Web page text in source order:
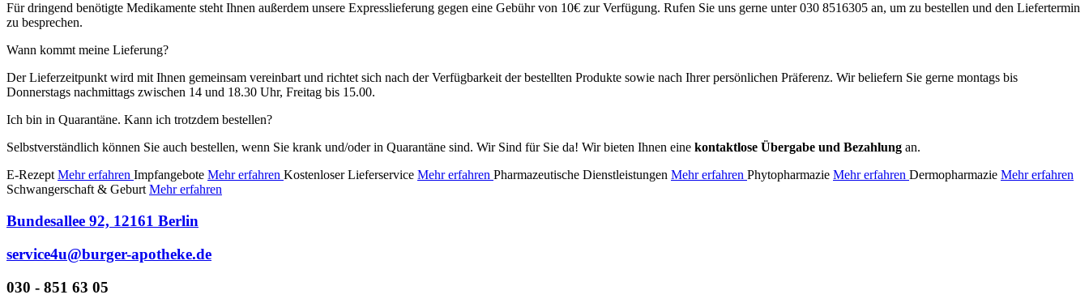
Für dringend benötigte Medikamente steht Ihnen außerdem unsere Expresslieferung gegen eine Gebühr von 10€ zur Verfügung. Rufen Sie uns gerne unter 030 8516305 an, um zu bestellen und den Liefertermin
zu besprechen.
Wann kommt meine Lieferung?
Der Lieferzeitpunkt wird mit Ihnen gemeinsam vereinbart und richtet sich nach der Verfügbarkeit der bestellten Produkte sowie nach Ihrer persönlichen Präferenz. Wir beliefern Sie gerne montags bis
Donnerstags nachmittags zwischen 14 und 18.30 Uhr, Freitag bis 15.00.
Ich bin in Quarantäne. Kann ich trotzdem bestellen?
Selbstverständlich können Sie auch bestellen, wenn Sie krank und/oder in Quarantäne sind. Wir Sind für Sie da! Wir bieten Ihnen eine kontaktlose Übergabe und Bezahlung an.
E-Rezept Mehr erfahren Impfangebote Mehr erfahren Kostenloser Lieferservice Mehr erfahren Pharmazeutische Dienstleistungen Mehr erfahren Phytopharmazie Mehr erfahren Dermopharmazie Mehr erfahren
Schwangerschaft & Geburt Mehr erfahren
Bundesallee 92, 12161 Berlin
service4u@burger-apotheke.de
030 - 851 63 05